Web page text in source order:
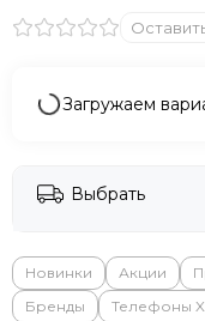
Sony
Valve
Whoop
ZTE
Загружаем
Выбрать
Новинки Акции
Бренды
Телефоны